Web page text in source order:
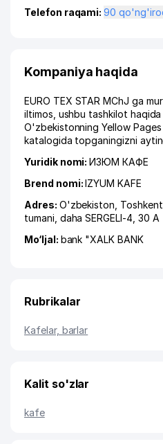
Telefon raqami:
90
Kompaniya haqida
EURO TEX STAR MChJ ga
iltimos, ushbu tashkilot
O'zbekistonning Yellow
katalogida topganingizni
Yuridik nomi:ИЗЮМ КАФЕ
Brend nomi:IZYUM KAFE
Adres: O'zbekiston,
tumani daha SERGELI-4 , 30 A
Mo‘ljal: bank "XALK BANK
Rubrikalar
Kafelar, barlar
Kalit so'zlar
kafe